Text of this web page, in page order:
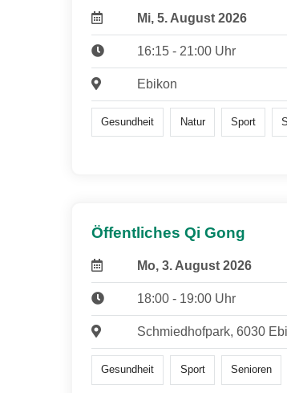
Mi, 5. August 2026
16:15 - 21:00 Uhr
Ebikon
Gesundheit Natur Sport
Öffentliches Qi Gong
Mo, 3. August 2026
18:00 - 19:00 Uhr
Schmiedhofpark, 6030
Gesundheit Sport Senioren